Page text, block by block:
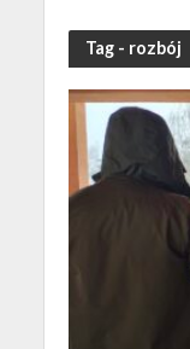
Tag - rozbój